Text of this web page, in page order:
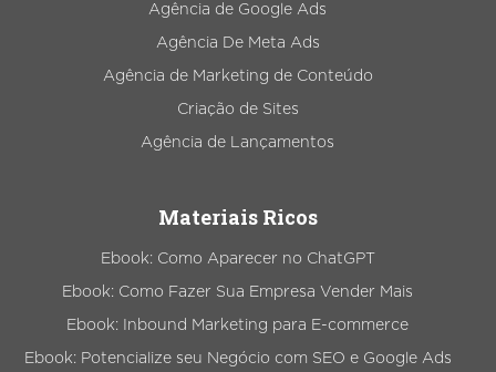
Agência de Google Ads
Agência De Meta Ads
Agência de Marketing de Conteúdo
Criação de Sites
Agência de Lançamentos
Materiais Ricos
Ebook: Como Aparecer no ChatGPT
Ebook: Como Fazer Sua Empresa Vender Mais
Ebook: Inbound Marketing para E-commerce
Ebook: Potencialize seu Negócio com SEO e Google Ads